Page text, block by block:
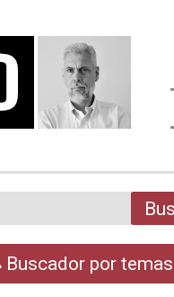
Buscador por temas